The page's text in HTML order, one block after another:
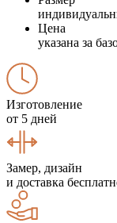
Цена
указана за
Изготовление
от 5 дней
Замер, дизайн
и доставка